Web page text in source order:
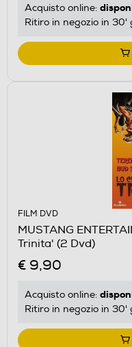
Acquisto online:
Ritiro in negozio in 30'
FILM DVD
MUSTANG
Trinita' (2 Dvd)
€ 9,90
Acquisto online:
Ritiro in negozio in 30'